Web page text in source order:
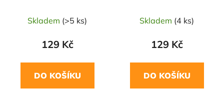
Skladem (>5 ks)
129 Kč
DO KOŠÍKU
Skladem (4 ks)
129 Kč
DO KOŠÍKU